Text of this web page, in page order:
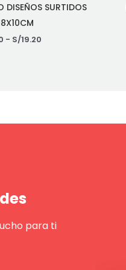
DISEÑOS SURTIDOS
- S/19.20
para ti